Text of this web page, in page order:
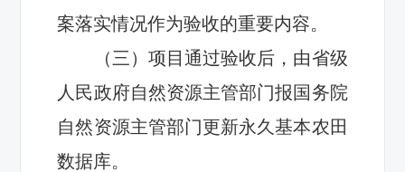
案落实情况作为验收的重要内容。
（三）项目通过验收后，由省级
人民政府自然资源主管部门报国务院
自然资源主管部门更新永久基本农田
数据库。